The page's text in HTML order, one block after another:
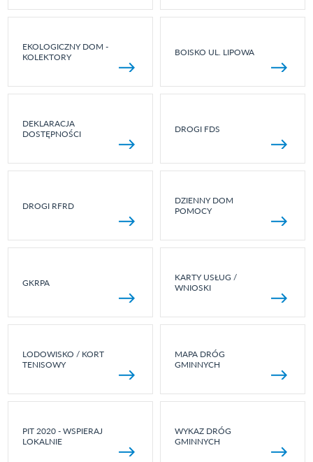
EKOLOGICZNY DOM -
KOLEKTORY
BOISKO UL. LIPOWA
DEKLARACJA
DOSTĘPNOŚCI
DROGI FDS
DROGI RFRD
DZIENNY DOM
POMOCY
GKRPA
KARTY USŁUG /
WNIOSKI
LODOWISKO / KORT
TENISOWY
MAPA DRÓG
GMINNYCH
PIT 2020 - WSPIERAJ
LOKALNIE
WYKAZ DRÓG
GMINNYCH